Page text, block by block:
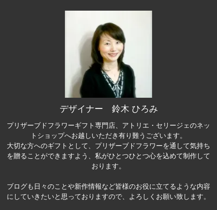
デザイナー 鈴木 ひろみ
プリザーブドフラワーギフト専門店、アトリエ・セリージェのネッ
トショップへお越しいただき有り難うございます。
大切な方へのギフトとして、プリザーブドフラワーを通して気持ち
を贈ることができますよう、私がひとつひとつ心を込めて制作して
おります。
ブログも日々のことや新作情報など皆様のお役に立てるような内容
にしていきたいと思っておりますので、よろしくお願い致します。